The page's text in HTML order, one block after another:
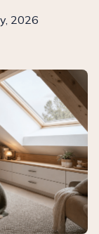
2026